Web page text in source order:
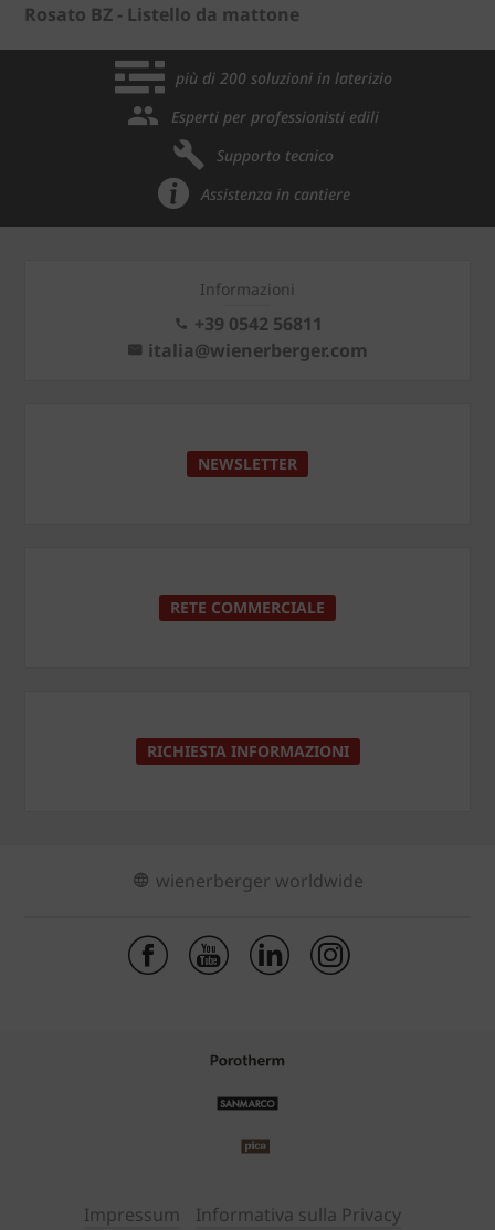
Rosato BZ - Listello da mattone
più di 200 soluzioni in laterizio
Esperti per professionisti edili
Supporto tecnico
Assistenza in cantiere
Informazioni
+39 0542 56811
italia@wienerberger.com
NEWSLETTER
RETE COMMERCIALE
RICHIESTA INFORMAZIONI
wienerberger worldwide
Impressum Informativa sulla Privacy